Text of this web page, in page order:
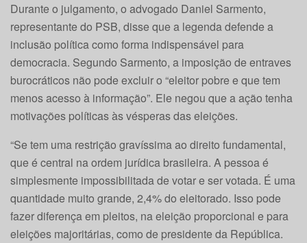
Durante o julgamento, o advogado Daniel Sarmento,
representante do PSB, disse que a legenda defende a
inclusão política como forma indispensável para
democracia. Segundo Sarmento, a imposição de entraves
burocráticos não pode excluir o “eleitor pobre e que tem
menos acesso à informação”. Ele negou que a ação tenha
motivações políticas às vésperas das eleições.
“Se tem uma restrição gravíssima ao direito fundamental,
que é central na ordem jurídica brasileira. A pessoa é
simplesmente impossibilitada de votar e ser votada. É uma
quantidade muito grande, 2,4% do eleitorado. Isso pode
fazer diferença em pleitos, na eleição proporcional e para
eleições majoritárias, como de presidente da República.